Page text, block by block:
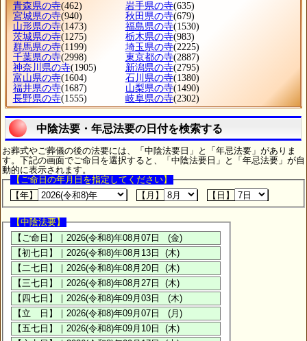
青森県の寺(462) 岩手県の寺(635)
宮城県の寺(940) 秋田県の寺(679)
山形県の寺(1473) 福島県の寺(1530)
茨城県の寺(1275) 栃木県の寺(983)
群馬県の寺(1199) 埼玉県の寺(2225)
千葉県の寺(2998) 東京都の寺(2887)
神奈川県の寺(1905) 新潟県の寺(2795)
富山県の寺(1604) 石川県の寺(1380)
福井県の寺(1687) 山梨県の寺(1490)
長野県の寺(1555) 岐阜県の寺(2302)
中陰法要・年忌法要の日付を検索する
お葬式やご葬儀の後の法要には、「中陰法要日」と「年忌法要」がありま
す。下記の画面でご命日を選択すると、「中陰法要日」と「年忌法要」が自
動的に表示されます。
【ご命日の年月日を指定してください】
【年】
【月】 【日】
【中陰法要】